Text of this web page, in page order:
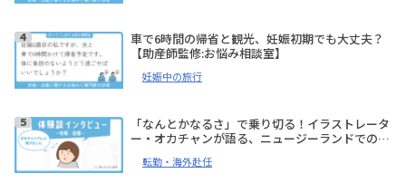
車で6時間の帰省と観光、妊娠初期でも大丈夫？
【助産師監修:お悩み相談室】
妊娠中の旅行
「なんとかなるさ」で乗り切る！イラストレータ
ー・オカチャンが語る、ニュージーランドでの妊
転勤・海外赴任